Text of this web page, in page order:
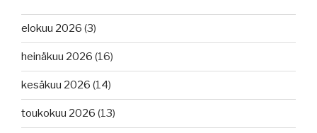
elokuu 2026 (3)
heinäkuu 2026 (16)
kesäkuu 2026 (14)
toukokuu 2026 (13)